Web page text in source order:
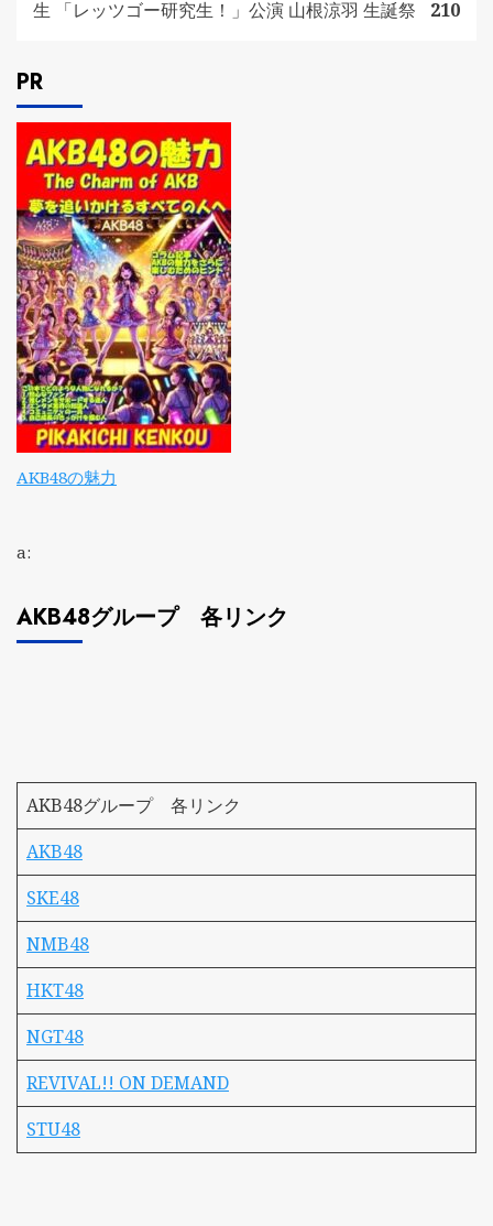
生 「レッツゴー研究生！」公演 山根涼羽 生誕祭 210
PR
AKB48の魅力
a:
AKB48グループ 各リンク
AKB48グループ 各リンク
AKB48
SKE48
NMB48
HKT48
NGT48
REVIVAL!! ON DEMAND
STU48